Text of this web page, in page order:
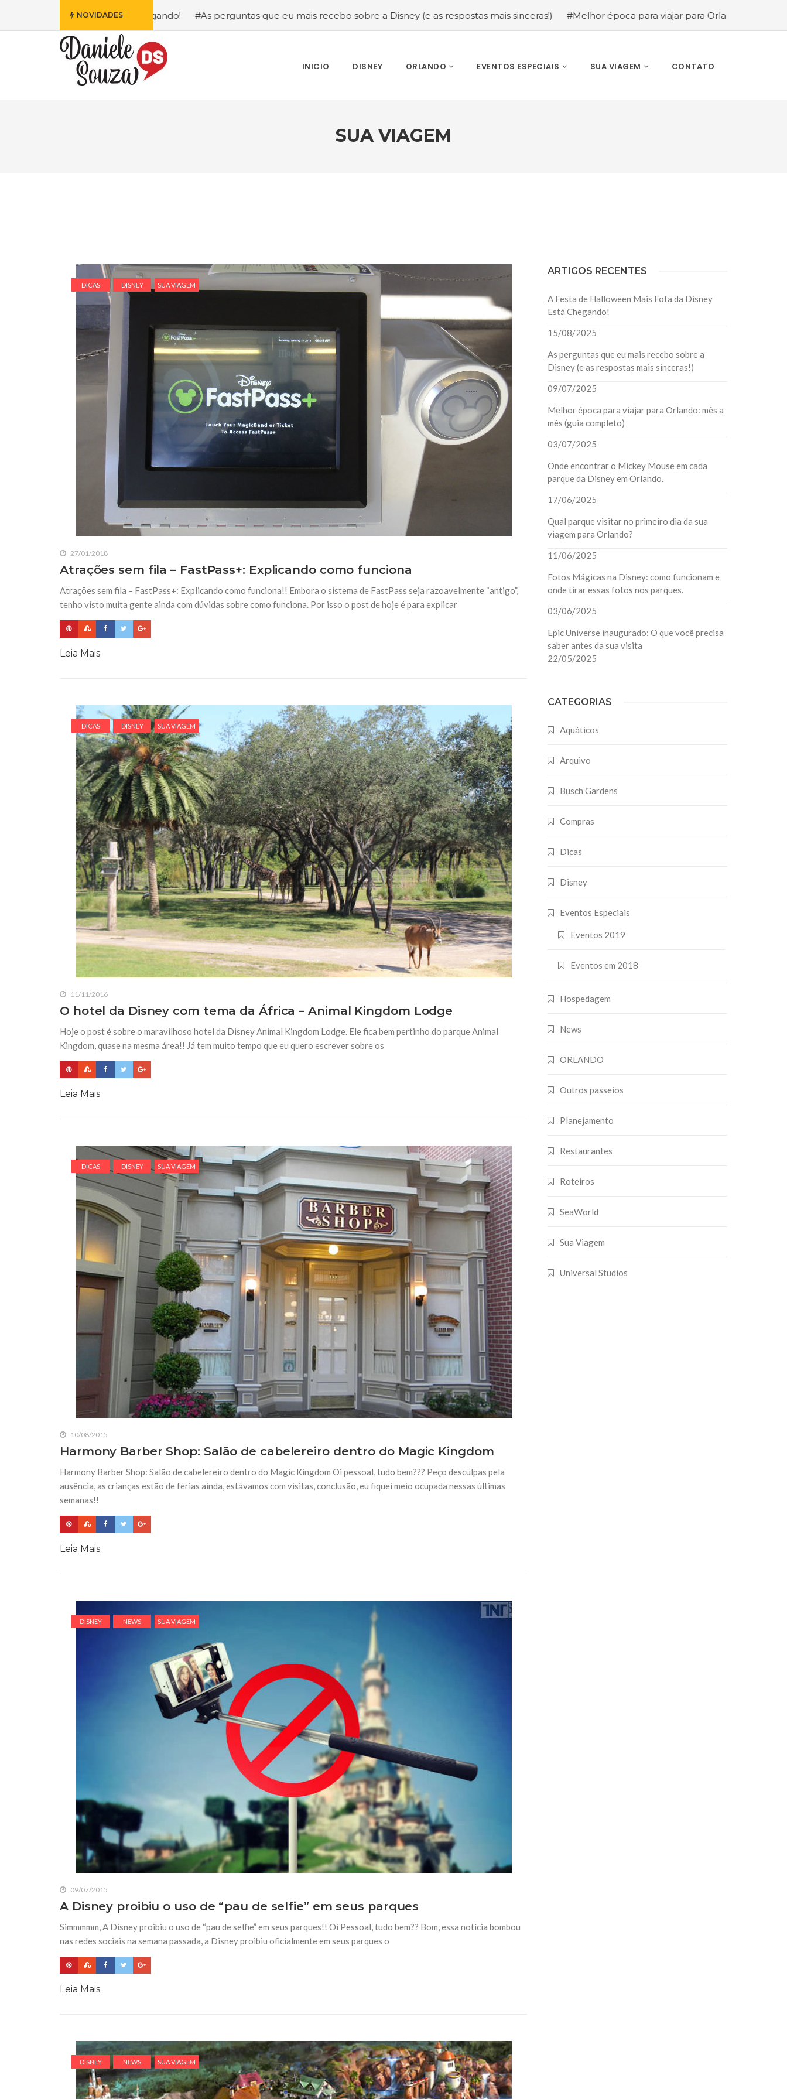
NOVIDADES
Está Chegando! #As perguntas que eu mais recebo sobre a Disney (e as respostas mais sinceras!) #Melhor época para viajar para Orlando: mês a mês (guia completo)
INICIO DISNEY ORLANDO EVENTOS ESPECIAIS SUA VIAGEM CONTATO
SUA VIAGEM
DICAS DISNEY SUA VIAGEM
27/01/2018
Atrações sem fila – FastPass+: Explicando como funciona
Atrações sem fila – FastPass+: Explicando como funciona!! Embora o sistema de FastPass seja razoavelmente “antigo”,
tenho visto muita gente ainda com dúvidas sobre como funciona. Por isso o post de hoje é para explicar
Leia Mais
DICAS DISNEY SUA VIAGEM
11/11/2016
O hotel da Disney com tema da África – Animal Kingdom Lodge
Hoje o post é sobre o maravilhoso hotel da Disney Animal Kingdom Lodge. Ele fica bem pertinho do parque Animal
Kingdom, quase na mesma área!! Já tem muito tempo que eu quero escrever sobre os
Leia Mais
DICAS DISNEY SUA VIAGEM
10/08/2015
Harmony Barber Shop: Salão de cabelereiro dentro do Magic Kingdom
Harmony Barber Shop: Salão de cabelereiro dentro do Magic Kingdom Oi pessoal, tudo bem??? Peço desculpas pela
ausência, as crianças estão de férias ainda, estávamos com visitas, conclusão, eu fiquei meio ocupada nessas últimas
semanas!!
Leia Mais
DISNEY NEWS SUA VIAGEM
09/07/2015
A Disney proibiu o uso de “pau de selfie” em seus parques
Simmmmm, A Disney proibiu o uso de “pau de selfie” em seus parques!! Oi Pessoal, tudo bem?? Bom, essa notícia bombou
nas redes sociais na semana passada, a Disney proibiu oficialmente em seus parques o
Leia Mais
DISNEY NEWS SUA VIAGEM
ARTIGOS RECENTES
A Festa de Halloween Mais Fofa da Disney
Está Chegando!
15/08/2025
As perguntas que eu mais recebo sobre a
Disney (e as respostas mais sinceras!)
09/07/2025
Melhor época para viajar para Orlando: mês a
mês (guia completo)
03/07/2025
Onde encontrar o Mickey Mouse em cada
parque da Disney em Orlando.
17/06/2025
Qual parque visitar no primeiro dia da sua
viagem para Orlando?
11/06/2025
Fotos Mágicas na Disney: como funcionam e
onde tirar essas fotos nos parques.
03/06/2025
Epic Universe inaugurado: O que você precisa
saber antes da sua visita
22/05/2025
CATEGORIAS
Aquáticos
Arquivo
Busch Gardens
Compras
Dicas
Disney
Eventos Especiais
Eventos 2019
Eventos em 2018
Hospedagem
News
ORLANDO
Outros passeios
Planejamento
Restaurantes
Roteiros
SeaWorld
Sua Viagem
Universal Studios